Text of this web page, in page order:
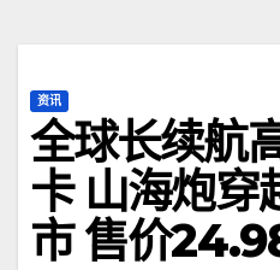
资讯
全球长续航
卡 山海炮穿
市 售价